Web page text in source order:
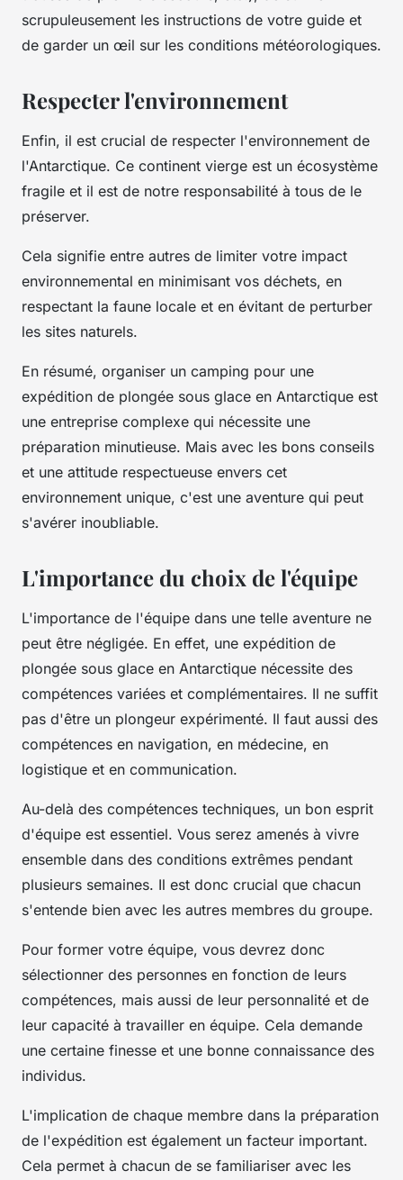
scrupuleusement les instructions de votre guide et
de garder un œil sur les conditions météorologiques.
Respecter l'environnement
Enfin, il est crucial de respecter l'environnement de
l'Antarctique. Ce continent vierge est un écosystème
fragile et il est de notre responsabilité à tous de le
préserver.
Cela signifie entre autres de limiter votre impact
environnemental en minimisant vos déchets, en
respectant la faune locale et en évitant de perturber
les sites naturels.
En résumé, organiser un camping pour une
expédition de plongée sous glace en Antarctique est
une entreprise complexe qui nécessite une
préparation minutieuse. Mais avec les bons conseils
et une attitude respectueuse envers cet
environnement unique, c'est une aventure qui peut
s'avérer inoubliable.
L'importance du choix de l'équipe
L'importance de l'équipe dans une telle aventure ne
peut être négligée. En effet, une expédition de
plongée sous glace en Antarctique nécessite des
compétences variées et complémentaires. Il ne suffit
pas d'être un plongeur expérimenté. Il faut aussi des
compétences en navigation, en médecine, en
logistique et en communication.
Au-delà des compétences techniques, un bon esprit
d'équipe est essentiel. Vous serez amenés à vivre
ensemble dans des conditions extrêmes pendant
plusieurs semaines. Il est donc crucial que chacun
s'entende bien avec les autres membres du groupe.
Pour former votre équipe, vous devrez donc
sélectionner des personnes en fonction de leurs
compétences, mais aussi de leur personnalité et de
leur capacité à travailler en équipe. Cela demande
une certaine finesse et une bonne connaissance des
individus.
L'implication de chaque membre dans la préparation
de l'expédition est également un facteur important.
Cela permet à chacun de se familiariser avec les